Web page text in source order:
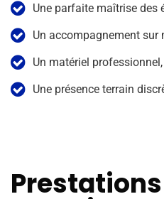
Une parfaite maîtrise des
Un accompagnement sur
Un matériel
Une présence terrain
Prestations